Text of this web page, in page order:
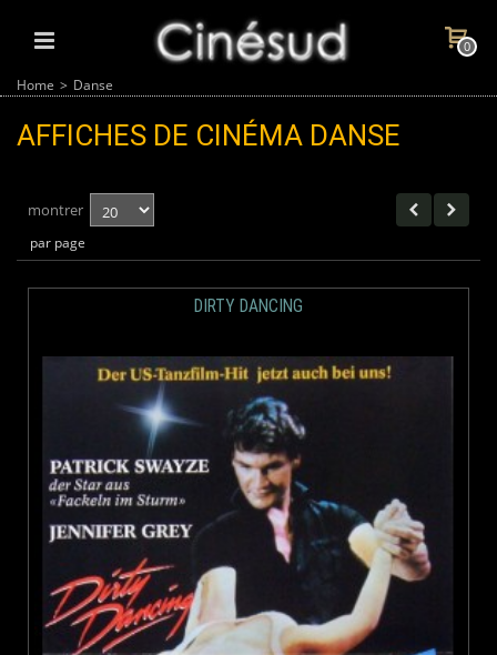
0
Home > Danse
AFFICHES DE CINÉMA DANSE
montrer
par page
DIRTY DANCING